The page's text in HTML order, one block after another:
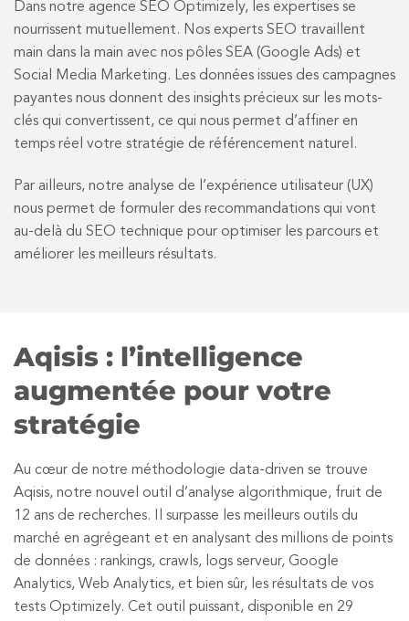
Dans notre agence SEO Optimizely, les expertises se
nourrissent mutuellement. Nos experts SEO travaillent
main dans la main avec nos pôles SEA (Google Ads) et
Social Media Marketing. Les données issues des campagnes
payantes nous donnent des insights précieux sur les mots-
clés qui convertissent, ce qui nous permet d’affiner en
temps réel votre stratégie de référencement naturel.
Par ailleurs, notre analyse de l’expérience utilisateur (UX)
nous permet de formuler des recommandations qui vont
au-delà du SEO technique pour optimiser les parcours et
améliorer les meilleurs résultats.
Aqisis : l’intelligence
augmentée pour votre
stratégie
Au cœur de notre méthodologie data-driven se trouve
Aqisis, notre nouvel outil d’analyse algorithmique, fruit de
12 ans de recherches. Il surpasse les meilleurs outils du
marché en agrégeant et en analysant des millions de points
de données : rankings, crawls, logs serveur, Google
Analytics, Web Analytics, et bien sûr, les résultats de vos
tests Optimizely. Cet outil puissant, disponible en 29